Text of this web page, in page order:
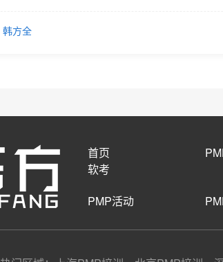
韩方全
首页
软考
PMP活动